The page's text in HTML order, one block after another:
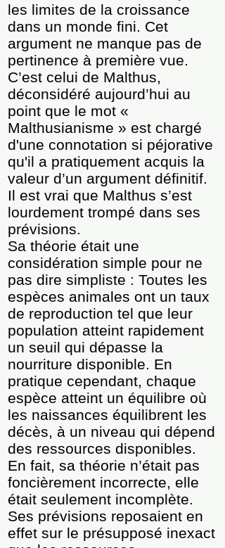
les limites de la croissance
dans un monde fini. Cet
argument ne manque pas de
pertinence à première vue.
C’est celui de Malthus,
déconsidéré aujourd’hui au
point que le mot «
Malthusianisme » est chargé
d'une connotation si péjorative
qu'il a pratiquement acquis la
valeur d’un argument définitif.
Il est vrai que Malthus s’est
lourdement trompé dans ses
prévisions.
Sa théorie était une
considération simple pour ne
pas dire simpliste : Toutes les
espèces animales ont un taux
de reproduction tel que leur
population atteint rapidement
un seuil qui dépasse la
nourriture disponible. En
pratique cependant, chaque
espèce atteint un équilibre où
les naissances équilibrent les
décès, à un niveau qui dépend
des ressources disponibles.
En fait, sa théorie n’était pas
foncièrement incorrecte, elle
était seulement incomplète.
Ses prévisions reposaient en
effet sur le présupposé inexact